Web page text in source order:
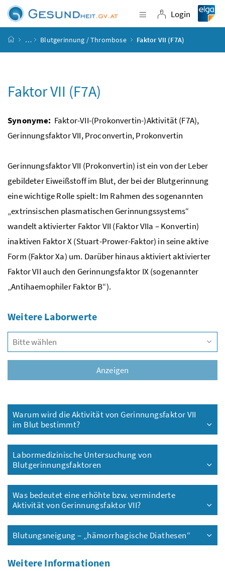
Zum Inhalt
Zum Hauptmenü
Zum Untermenü
Zur Suche
Navigation
Login
Login
Startseite
… Blutgerinnung / Thrombose Faktor VII (F7A)
Faktor VII (F7A)
Synonyme: Faktor-VII-(Prokonvertin-)Aktivität (F7A),
Gerinnungsfaktor VII, Proconvertin, Prokonvertin
Gerinnungsfaktor VII (Prokonvertin) ist ein von der Leber
gebildeter Eiweißstoff im Blut, der bei der Blutgerinnung
eine wichtige Rolle spielt: Im Rahmen des sogenannten
„extrinsischen plasmatischen Gerinnungssystems“
wandelt aktivierter Faktor VII (Faktor VIIa – Konvertin)
inaktiven Faktor X (Stuart-Prower-Faktor) in seine aktive
Form (Faktor Xa) um. Darüber hinaus aktiviert aktivierter
Faktor VII auch den Gerinnungsfaktor IX (sogenannter
„Antihaemophiler Faktor B“).
Weitere Laborwerte
Anzeigen
Warum wird die Aktivität von Gerinnungsfaktor VII
im Blut bestimmt?
Labormedizinische Untersuchung von
Blutgerinnungsfaktoren
Was bedeutet eine erhöhte bzw. verminderte
Aktivität von Gerinnungsfaktor VII?
Blutungsneigung – „hämorrhagische Diathesen“
Weitere Informationen